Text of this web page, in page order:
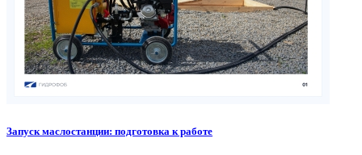
Запуск маслостанции: подготовка к работе